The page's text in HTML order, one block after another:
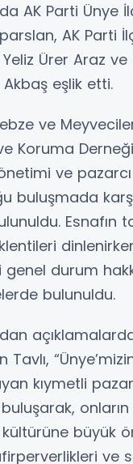
AK Parti Ünye
AK Parti
Yeliz Ürer Araz
Akbaş eşlik etti.
ve
Koruma
ve
buluşmada
Esnafın
durum
bulunuldu.
Tavlı,
kıymetli
büyük
ve